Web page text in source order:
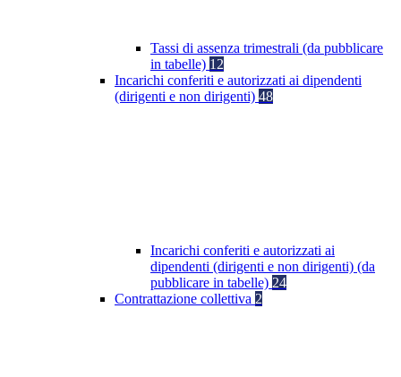
Tassi di assenza trimestrali (da pubblicare
in tabelle) 12
Incarichi conferiti e autorizzati ai dipendenti
(dirigenti e non dirigenti) 48
Incarichi conferiti e autorizzati ai
dipendenti (dirigenti e non dirigenti) (da
pubblicare in tabelle) 24
Contrattazione collettiva 2